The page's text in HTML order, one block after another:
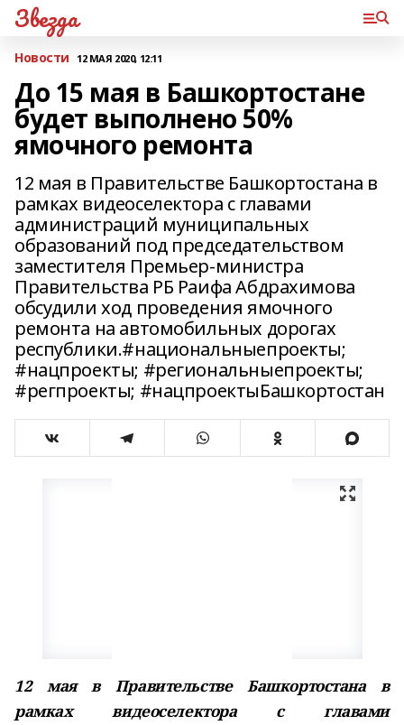
Звезда
Новости 12 МАЯ 2020, 12:11
До 15 мая в Башкортостане
будет выполнено 50%
ямочного ремонта
12 мая в Правительстве Башкортостана в
рамках видеоселектора с главами
администраций муниципальных
образований под председательством
заместителя Премьер-министра
Правительства РБ Раифа Абдрахимова
обсудили ход проведения ямочного
ремонта на автомобильных дорогах
республики.#национальныепроекты;
#нацпроекты; #региональныепроекты;
#регпроекты; #нацпроектыБашкортостан
12 мая в Правительстве Башкортостана в
рамках видеоселектора с главами